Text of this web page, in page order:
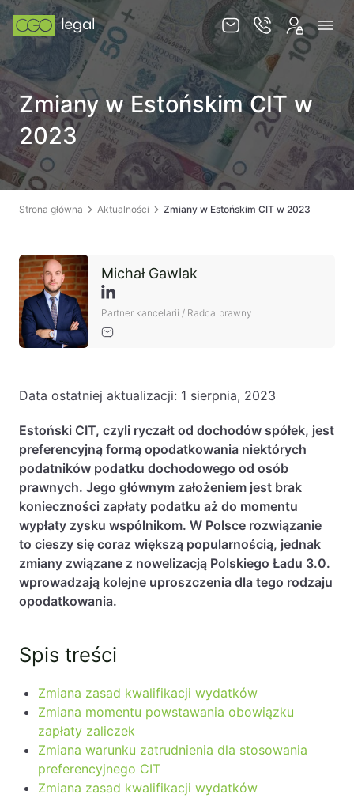
O nas
Zespół
Usługi
Obsługa korporacyjna
Prawo pracy
Ochrona majątku i optymalizacja podatkowa
Doradztwo podatkowe
Spory sądowe
Ochrona majątku i planowanie podatkowe
Doradztwo sukcesyjne
Ochrona majątku
Planowanie podatkowe
Restrukturyzacje
Spółki zagraniczne – wsparcie
przedsiębiorców poza granicami RP
Obsługa korporacyjna
Bieżące doradztwo prawne dla spółek z
Doradztwo podatkowe
Likwidacje i upadłości spółek
Modelowanie i optymalizacja działalności IT
Przekształcenia spółek
Zmiany w Estońskim CIT w
2023
Strona główna Aktualności Zmiany w Estońskim CIT w 2023
Michał Gawlak
Partner kancelarii / Radca prawny
Data ostatniej aktualizacji: 1 sierpnia, 2023
Estoński CIT, czyli ryczałt od dochodów spółek, jest
preferencyjną formą opodatkowania niektórych
podatników podatku dochodowego od osób
prawnych. Jego głównym założeniem jest brak
konieczności zapłaty podatku aż do momentu
wypłaty zysku wspólnikom. W Polsce rozwiązanie
to cieszy się coraz większą popularnością, jednak
zmiany związane z nowelizacją Polskiego Ładu 3.0.
wprowadzają kolejne uproszczenia dla tego rodzaju
opodatkowania.
Spis treści
Zmiana zasad kwalifikacji wydatków
Zmiana momentu powstawania obowiązku
zapłaty zaliczek
Zmiana warunku zatrudnienia dla stosowania
preferencyjnego CIT
Zmiana zasad kwalifikacji wydatków